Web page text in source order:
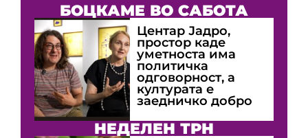
БОЦКАМЕ ВО САБОТА
Центар Јадро,
простор каде
уметноста има
политичка
одговорност, а
културата е
заедничко добро
НЕДЕЛЕН ТРН